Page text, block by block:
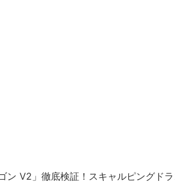
ン V2」徹底検証！スキャルピングド